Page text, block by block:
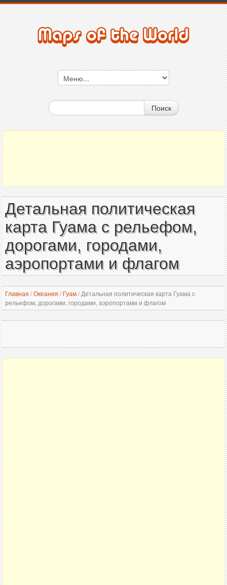
Поиск
Детальная политическая
карта Гуама с рельефом,
дорогами, городами,
аэропортами и флагом
Главная /Океания / Гуам/Детальная политическая карта Гуама с
рельефом, дорогами, городами, аэропортами и флагом